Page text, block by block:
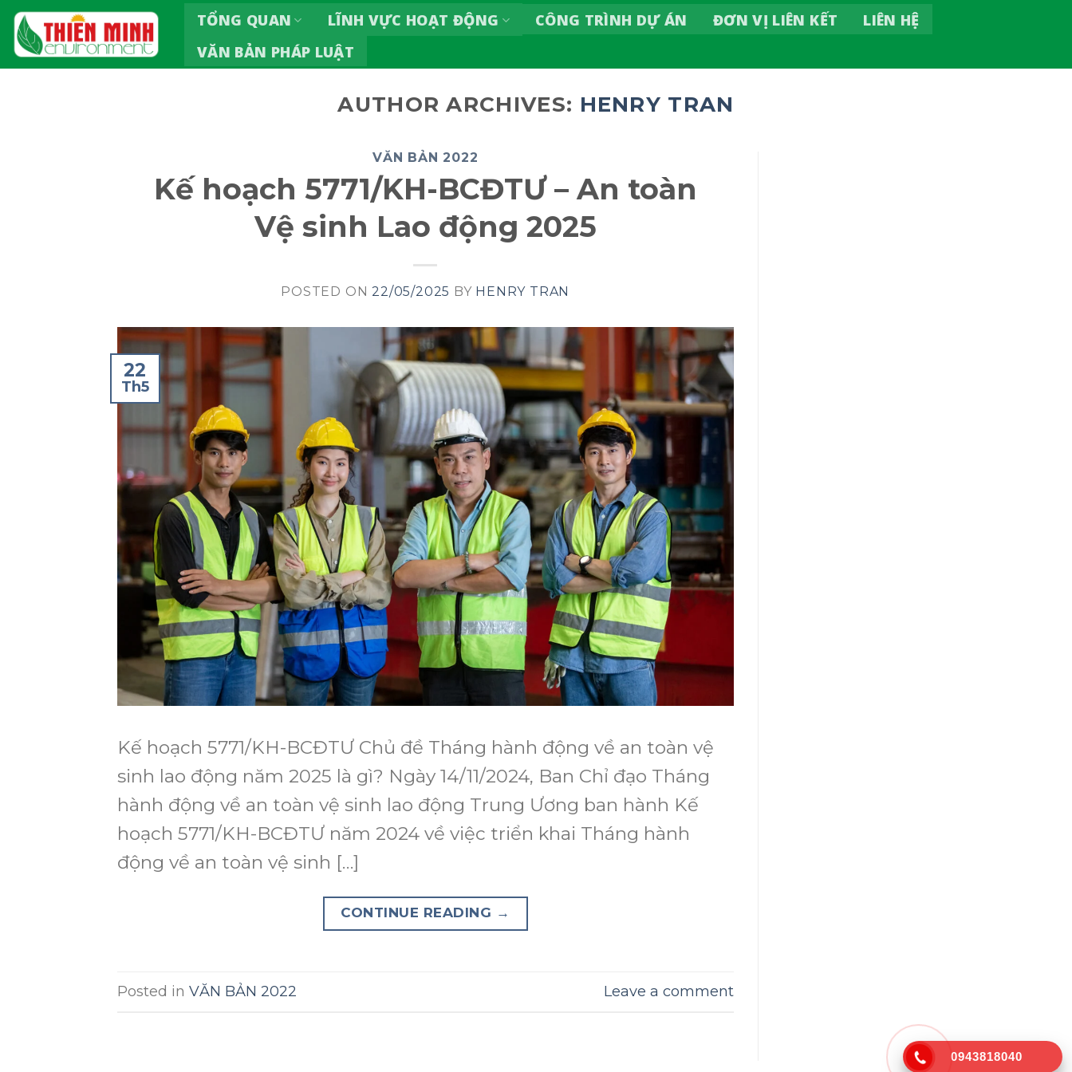
Skip
to
content
TỔNG QUAN LĨNH VỰC HOẠT ĐỘNG CÔNG TRÌNH DỰ ÁN ĐƠN VỊ LIÊN KẾT
LIÊN HỆ
VĂN BẢN PHÁP LUẬT
AUTHOR ARCHIVES: HENRY TRAN
VĂN BẢN 2022
Kế hoạch 5771/KH-BCĐTƯ – An toàn
Vệ sinh Lao động 2025
POSTED ON22/05/2025 BY HENRY TRAN
22
Th5
Kế hoạch 5771/KH-BCĐTƯ Chủ đề Tháng hành động về an toàn vệ
sinh lao động năm 2025 là gì? Ngày 14/11/2024, Ban Chỉ đạo Tháng
hành động về an toàn vệ sinh lao động Trung Ương ban hành Kế
hoạch 5771/KH-BCĐTƯ năm 2024 về việc triển khai Tháng hành
động về an toàn vệ sinh […]
CONTINUE READING →
Posted in VĂN BẢN 2022 Leave a comment
0943818040